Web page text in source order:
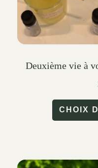
Deuxième vie à
CHOIX